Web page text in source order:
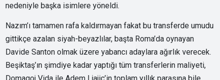
nedeniyle başka isimlere yöneldi.
Nazım’ı tamamen rafa kaldırmayan fakat bu transferde umudu
gittikçe azalan siyah-beyazlılar, başta Roma’da oynayan
Davide Santon olmak üzere yabancı adaylara ağırlık verecek.
Beşiktaş’ın şimdiye kadar yaptığı tüm transferlerin maliyeti,
Domagoj Vida ile Adem Ljajic’in toplam yıllık parasına bile